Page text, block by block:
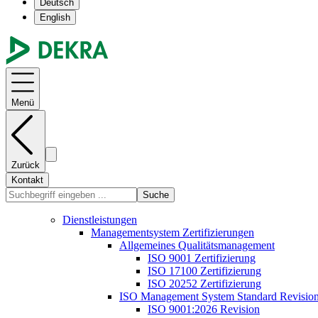
Deutsch
English
Menü
Zurück
Kontakt
Suche
Dienstleistungen
Managementsystem Zertifizierungen
Allgemeines Qualitätsmanagement
ISO 9001 Zertifizierung
ISO 17100 Zertifizierung
ISO 20252 Zertifizierung
ISO Management System Standard
ISO 9001:2026 Revision